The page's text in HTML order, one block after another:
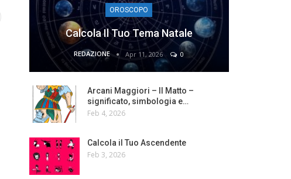
OROSCOPO
Calcola Il Tuo Tema Natale
REDAZIONE Apr 11, 2026 0
Arcani Maggiori – Il Matto –
significato, simbologia e…
Feb 4, 2026
Calcola il Tuo Ascendente
Feb 3, 2026